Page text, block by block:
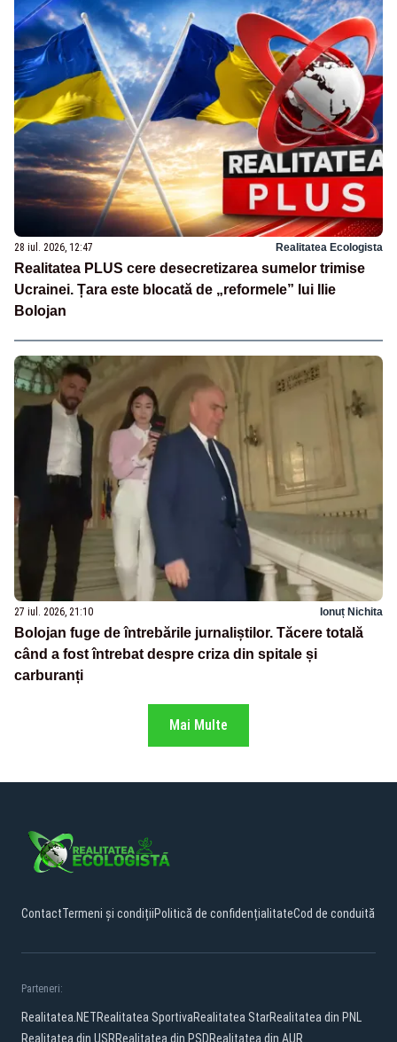
28 iul. 2026, 12:47 Realitatea Ecologista
Realitatea PLUS cere desecretizarea sumelor trimise
Ucrainei. Țara este blocată de „reformele” lui Ilie
Bolojan
27 iul. 2026, 21:10 Ionuț Nichita
Bolojan fuge de întrebările jurnaliștilor. Tăcere totală
când a fost întrebat despre criza din spitale și
carburanți
Mai Multe
ContactTermeni și condițiiPolitică de confidențialitateCod de conduită
Parteneri:
Realitatea.NETRealitatea SportivaRealitatea StarRealitatea din PNL
Realitatea din USRRealitatea din PSDRealitatea din AUR